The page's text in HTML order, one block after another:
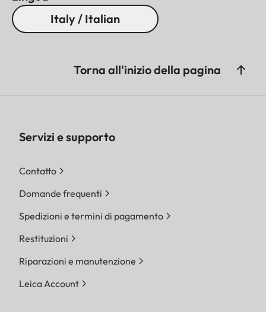
Italy / Italian
Torna all'inizio della pagina
Servizi e supporto
Contatto
Domande frequenti
Spedizioni e termini di pagamento
Restituzioni
Riparazioni e manutenzione
Leica Account